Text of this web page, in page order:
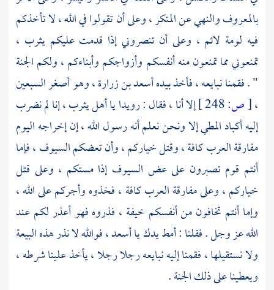
بالمعروف والنهي عن المنكر ، وعلى أن تقولوا في الله ، لا تأخذكم
فيه لومة لائم ، وعلى أن تنصروني إذا قدمت عليكميثرب ،
تمنعوني مما تمنعون منه أنفسكم وأزواجكم وأبناءكم ، ولكم الجنة
" . فقمنا نبايعه ، فأخذ بيدهأسعد بن زرارة ،وهو أصغر السبعين
،[ص: إلا أنا ، فقال : رويدا ياأهليثرب ،إنا لم نضرب
إليه أكباد المطي إلا ونحن نعلم أنه رسول الله ، إن إخراجه اليوم
مفارقة العرب كافة ، وقتل خياركم ، وأن تعضكم السيوف ، فإما
أنتم قوم تصبرون على عض السيوف إذا مستكم ، وعلى قتل
خياركم ، وعلى مفارقة العرب كافة ، فخذوه وأجركم على الله ،
وإما أنتم تخافون من أنفسكم خيفة ، فذروه فهو أعذر لكم عند
الله عز وجل . فقلنا : أمط يدك يا أسعد ، فوالله لا نذر هذه البيعة
ولا نستقيلها ، فقمنا إليه نبايعه رجلا رجلا ، يأخذ علينا شرطه ،
ويعطينا على ذلك الجنة .